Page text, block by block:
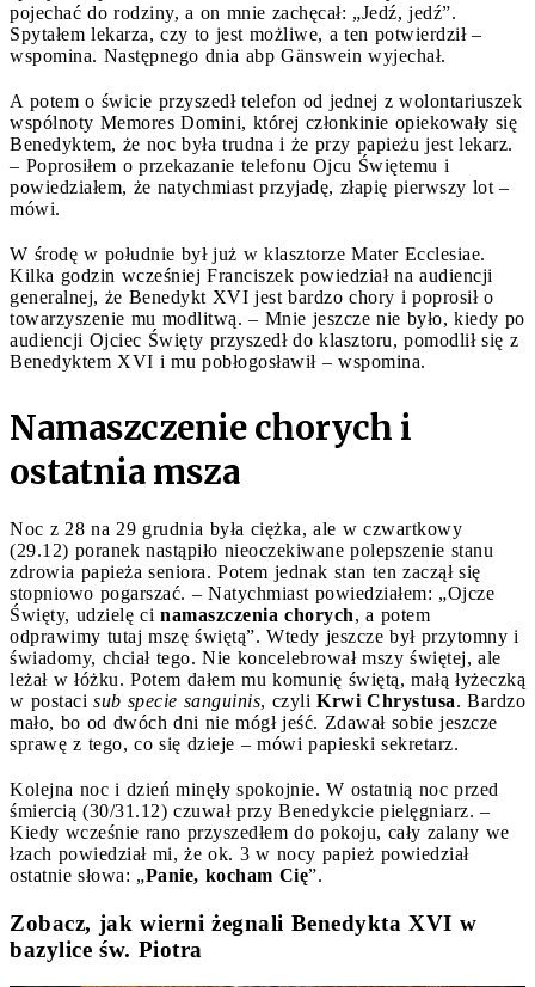
pojechać do rodziny, a on mnie zachęcał: „Jedź, jedź”.
Spytałem lekarza, czy to jest możliwe, a ten potwierdził –
wspomina. Następnego dnia abp Gänswein wyjechał.
A potem o świcie przyszedł telefon od jednej z wolontariuszek
wspólnoty Memores Domini, której członkinie opiekowały się
Benedyktem, że noc była trudna i że przy papieżu jest lekarz.
– Poprosiłem o przekazanie telefonu Ojcu Świętemu i
powiedziałem, że natychmiast przyjadę, złapię pierwszy lot –
mówi.
W środę w południe był już w klasztorze Mater Ecclesiae.
Kilka godzin wcześniej Franciszek powiedział na audiencji
generalnej, że Benedykt XVI jest bardzo chory i poprosił o
towarzyszenie mu modlitwą. – Mnie jeszcze nie było, kiedy po
audiencji Ojciec Święty przyszedł do klasztoru, pomodlił się z
Benedyktem XVI i mu pobłogosławił – wspomina.
Namaszczenie chorych i
ostatnia msza
Noc z 28 na 29 grudnia była ciężka, ale w czwartkowy
(29.12) poranek nastąpiło nieoczekiwane polepszenie stanu
zdrowia papieża seniora. Potem jednak stan ten zaczął się
stopniowo pogarszać. – Natychmiast powiedziałem: „Ojcze
Święty, udzielę ci namaszczenia chorych, a potem
odprawimy tutaj mszę świętą”. Wtedy jeszcze był przytomny i
świadomy, chciał tego. Nie koncelebrował mszy świętej, ale
leżał w łóżku. Potem dałem mu komunię świętą, małą łyżeczką
w postaci sub specie sanguinis, czyli Krwi Chrystusa. Bardzo
mało, bo od dwóch dni nie mógł jeść. Zdawał sobie jeszcze
sprawę z tego, co się dzieje – mówi papieski sekretarz.
Kolejna noc i dzień minęły spokojnie. W ostatnią noc przed
śmiercią (30/31.12) czuwał przy Benedykcie pielęgniarz. –
Kiedy wcześnie rano przyszedłem do pokoju, cały zalany we
łzach powiedział mi, że ok. 3 w nocy papież powiedział
ostatnie słowa: „Panie, kocham Cię”.
Zobacz, jak wierni żegnali Benedykta XVI w
bazylice św. Piotra